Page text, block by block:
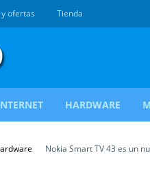
ofertas Tienda
HARDWARE
Nokia Smart TV 43 es un